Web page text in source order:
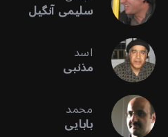
سلیمی آنگیل
اسد
مذنبی
محمد
بابایی